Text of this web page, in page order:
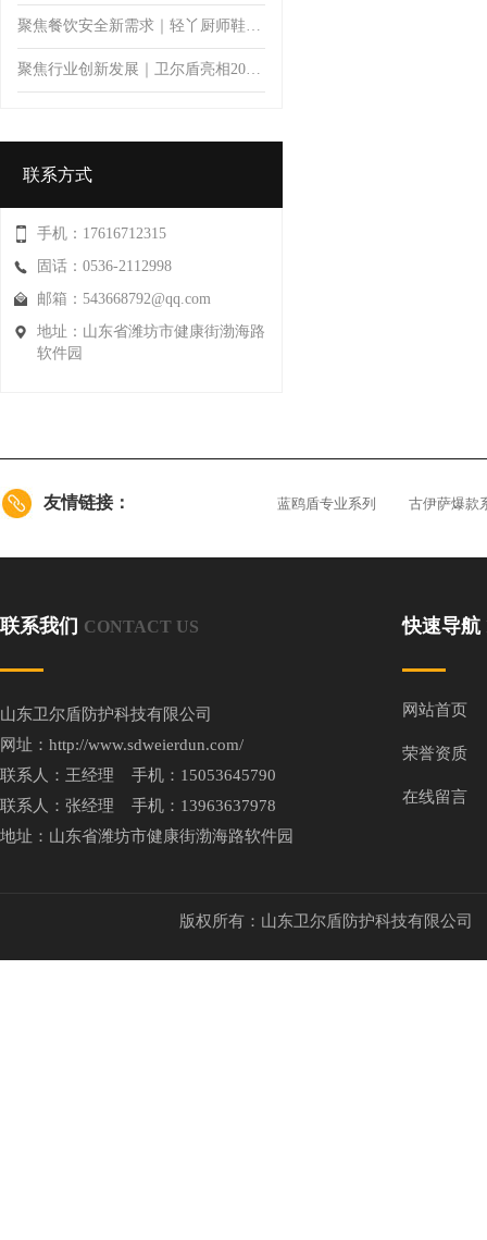
聚焦餐饮安全新需求｜轻丫厨师鞋亮相第11届郑州餐饮博览会，首日人气火爆引关注
聚焦行业创新发展｜卫尔盾亮相2026中国橡胶工业协会鞋业分会会员大会暨制鞋行业技术论坛
联系方式
手机：17616712315
固话：0536-2112998
邮箱：543668792@qq.com
地址：山东省潍坊市健康街渤海路
软件园
友情链接： 蓝鸥盾专业系列 古伊萨爆款
联系我们 CONTACT US
山东卫尔盾防护科技有限公司
网址：http://www.sdweierdun.com/
联系人：王经理 手机：15053645790
联系人：张经理 手机：13963637978
地址：山东省潍坊市健康街渤海路软件园
快速导航
网站首页
荣誉资质
在线留言
版权所有：山东卫尔盾防护科技有限公